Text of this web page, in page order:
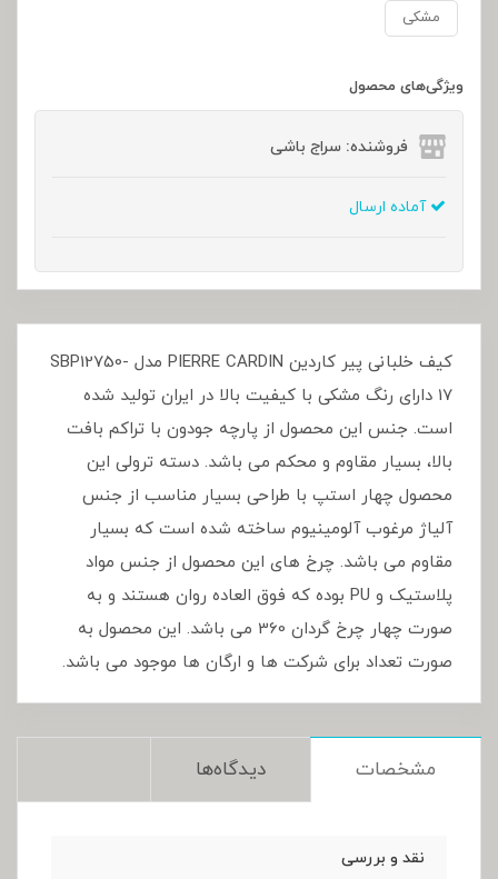
مشکی
ویژگی‌های محصول
فروشنده: سراج باشی
آماده ارسال
کیف خلبانی پیر کاردین PIERRE CARDIN مدل SBP12750-
17 دارای رنگ مشکی با کیفیت بالا در ایران تولید شده
است. جنس این محصول از پارچه جودون با تراکم بافت
بالا، بسیار مقاوم و محکم می باشد. دسته ترولی این
محصول چهار استپ با طراحی بسیار مناسب از جنس
آلیاژ مرغوب آلومینیوم ساخته شده است که بسیار
مقاوم می باشد. چرخ های این محصول از جنس مواد
پلاستیک و PU بوده که فوق العاده روان هستند و به
صورت چهار چرخ گردان 360 می باشد. این محصول به
صورت تعداد برای شرکت ها و ارگان ها موجود می باشد.
مشخصات دیدگاه‌ها
نقد و بررسی